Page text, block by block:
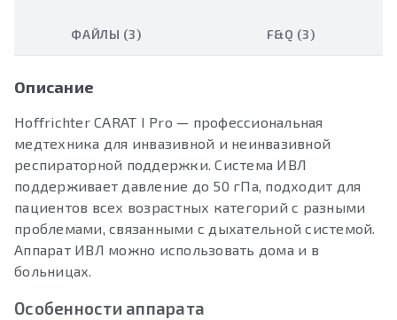
ФАЙЛЫ (3) F&Q (3)
Описание
Hoffrichter CARAT I Pro — профессиональная
медтехника для инвазивной и неинвазивной
респираторной поддержки. Система ИВЛ
поддерживает давление до 50 гПа, подходит для
пациентов всех возрастных категорий с разными
проблемами, связанными с дыхательной системой.
Аппарат ИВЛ можно использовать дома и в
больницах.
Особенности аппарата